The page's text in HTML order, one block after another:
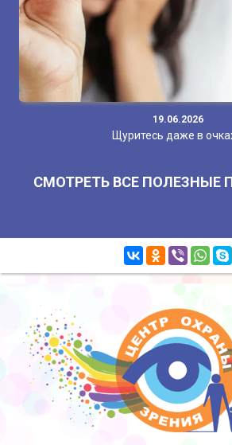
19.06.2026
Щуритесь даже в
СМОТРЕТЬ ВСЕ ПОЛЕЗНЫЕ